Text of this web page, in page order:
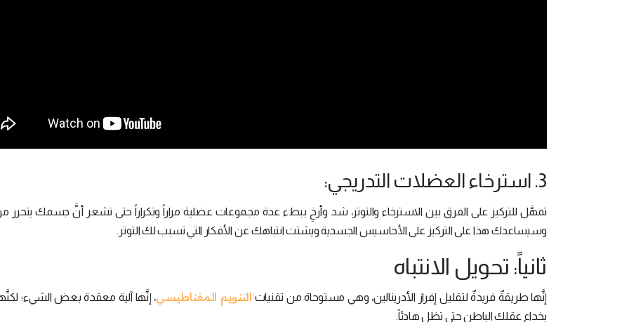
3. استرخاء العضلات التدريجي:
تمهَّل للتركيز على الفرق بين الاسترخاء والتوتر، شد وأرخِ ببطء عدة مجموعات عضلية مراراً وتكراراً حتى تشعر أنَّ جسمك يتحرر من
وسيساعدك هذا على التركيز على الأحاسيس الجسدية ويشتت انتباهك عن الأفكار التي تسبب لك التوتر.
ثانياً: تحويل الانتباه
إنَّها طريقةٌ فريدةٌ لتقليل إفراز الأدرينالين، وهي مستوحاة من تقنيات التنويم المغناطيسي، إنَّها آلية معقدة بعض الشيء؛
بخداع عقلك الباطن حتى تظل هادئاً.